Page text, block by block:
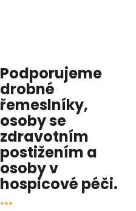
Podporujeme
drobné
řemeslníky,
osoby se
zdravotním
postižením a
osoby v
hospicové péči.
...